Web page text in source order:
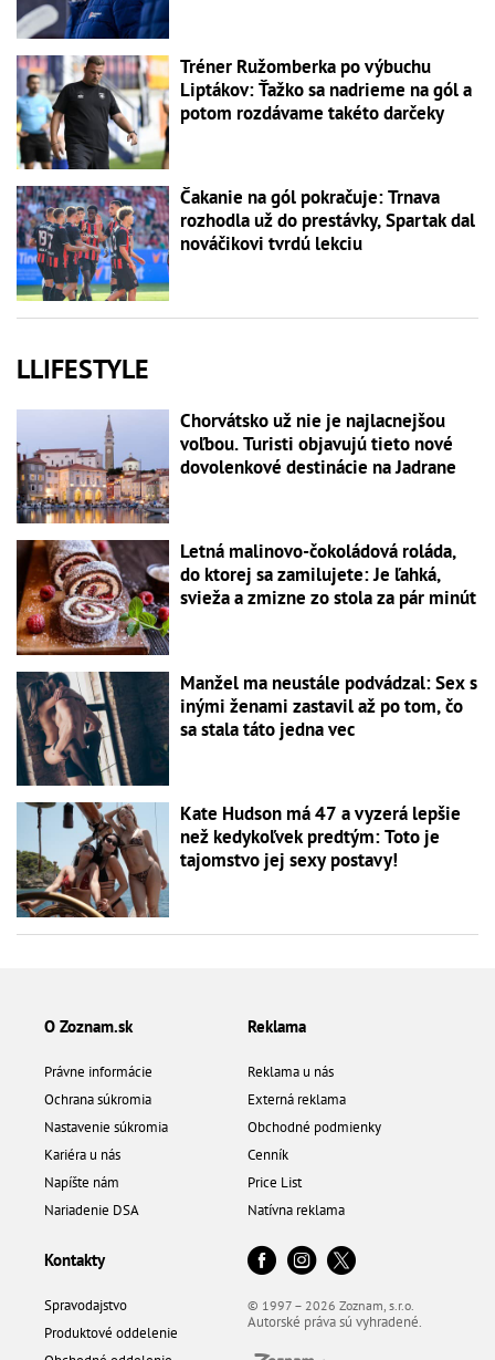
Tréner Ružomberka po výbuchu
Liptákov: Ťažko sa nadrieme na gól a
potom rozdávame takéto darčeky
Čakanie na gól pokračuje: Trnava
rozhodla už do prestávky, Spartak dal
nováčikovi tvrdú lekciu
LLIFESTYLE
Chorvátsko už nie je najlacnejšou
voľbou. Turisti objavujú tieto nové
dovolenkové destinácie na Jadrane
Letná malinovo-čokoládová roláda,
do ktorej sa zamilujete: Je ľahká,
svieža a zmizne zo stola za pár minút
Manžel ma neustále podvádzal: Sex s
inými ženami zastavil až po tom, čo
sa stala táto jedna vec
Kate Hudson má 47 a vyzerá lepšie
než kedykoľvek predtým: Toto je
tajomstvo jej sexy postavy!
O Zoznam.sk
Právne informácie
Ochrana súkromia
Nastavenie súkromia
Kariéra u nás
Napíšte nám
Nariadenie DSA
Reklama
Reklama u nás
Externá reklama
Obchodné podmienky
Cenník
Price List
Natívna reklama
Kontakty
Spravodajstvo
Produktové oddelenie
© 1997 – 2026 Zoznam, s.r.o.
Autorské práva sú vyhradené.